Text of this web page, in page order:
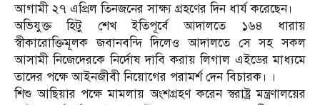
আগামী ২৭ এপ্রিল তিনজনের সাক্ষ্য গ্রহণের দিন ধার্য করেছেন।
অভিযুক্ত হিটু শেখ ইতিপূর্বে আদালতে ১৬৪ ধারায়
স্বীকারোক্তিমূলক জবানবন্দি দিলেও আদালতে সে সহ সকল
আসামী নিজেদেরকে নির্দোষ দাবি করায় লিগাল এইডের মাধ্যমে
তাদের পক্ষে আইনজীবী নিয়োগের পরামর্শ দেন বিচারক। ।
শিশু আছিয়ার পক্ষে মামলায় অংশগ্রহণ করেন স্বরাষ্ট্র মন্ত্রণালয়ের